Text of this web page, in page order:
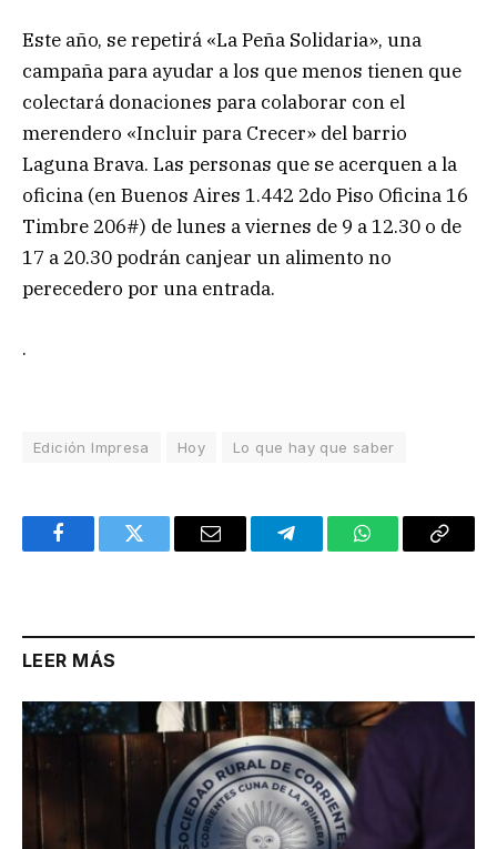
Este año, se repetirá «La Peña Solidaria», una
campaña para ayudar a los que menos tienen que
colectará donaciones para colaborar con el
merendero «Incluir para Crecer» del barrio
Laguna Brava. Las personas que se acerquen a la
oficina (en Buenos Aires 1.442 2do Piso Oficina 16
Timbre 206#) de lunes a viernes de 9 a 12.30 o de
17 a 20.30 podrán canjear un alimento no
perecedero por una entrada.
.
Edición Impresa Hoy Lo que hay que saber
FacebookTwitter Email TelegramWhatsAppCopy
LEER MÁS